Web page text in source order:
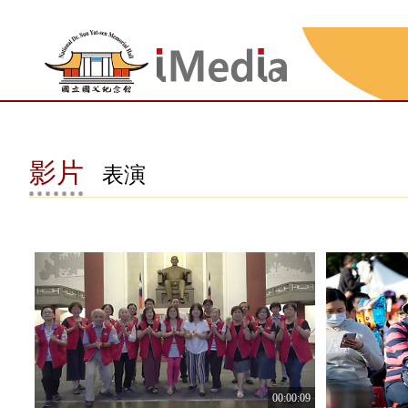
影片 表演
00:00:09